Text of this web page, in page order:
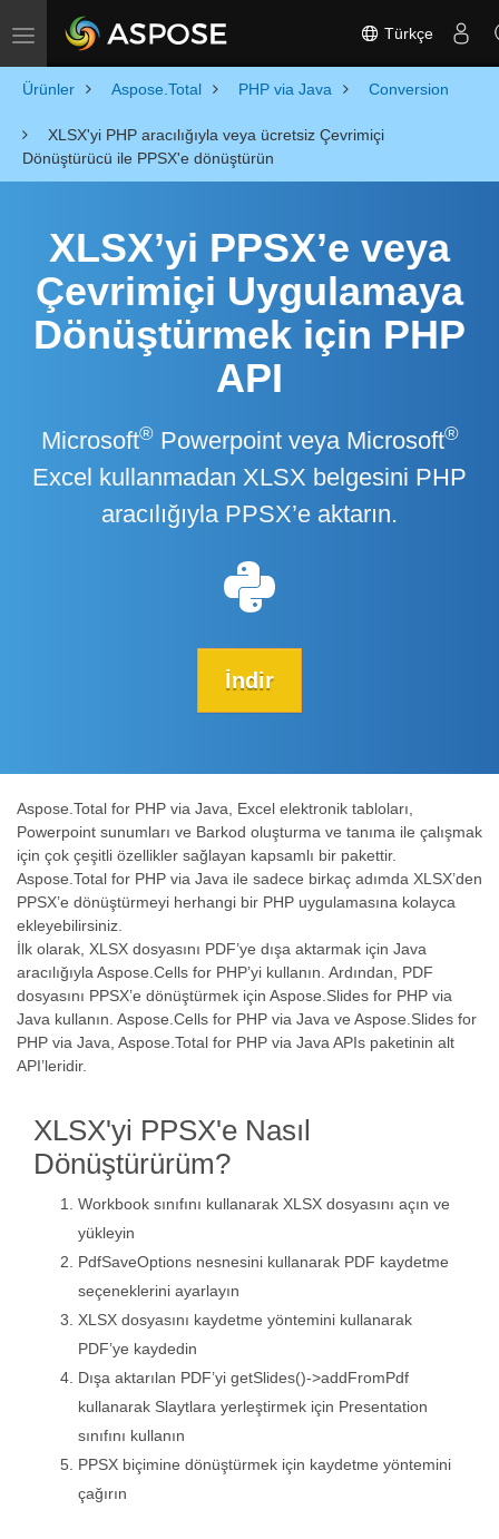
Toggle navigation Türkçe
Ürünler Aspose.Total PHP via Java Conversion
XLSX'yi PHP aracılığıyla veya ücretsiz Çevrimiçi
Dönüştürücü ile PPSX'e dönüştürün
XLSX’yi PPSX’e veya
Çevrimiçi Uygulamaya
Dönüştürmek için PHP
API
Microsoft®Powerpoint veya Microsoft®
Excel kullanmadan XLSX belgesini PHP
aracılığıyla PPSX’e aktarın.
İndir
Aspose.Total for PHP via Java, Excel elektronik tabloları,
Powerpoint sunumları ve Barkod oluşturma ve tanıma ile çalışmak
için çok çeşitli özellikler sağlayan kapsamlı bir pakettir.
Aspose.Total for PHP via Java ile sadece birkaç adımda XLSX’den
PPSX’e dönüştürmeyi herhangi bir PHP uygulamasına kolayca
ekleyebilirsiniz.
İlk olarak, XLSX dosyasını PDF’ye dışa aktarmak için Java
aracılığıyla Aspose.Cells for PHP’yi kullanın. Ardından, PDF
dosyasını PPSX’e dönüştürmek için Aspose.Slides for PHP via
Java kullanın. Aspose.Cells for PHP via Java ve Aspose.Slides for
PHP via Java, Aspose.Total for PHP via Java APIs paketinin alt
API’leridir.
XLSX'yi PPSX'e Nasıl
Dönüştürürüm?
Workbook sınıfını kullanarak XLSX dosyasını açın ve
yükleyin
PdfSaveOptions nesnesini kullanarak PDF kaydetme
seçeneklerini ayarlayın
XLSX dosyasını kaydetme yöntemini kullanarak
PDF’ye kaydedin
Dışa aktarılan PDF’yi getSlides()->addFromPdf
kullanarak Slaytlara yerleştirmek için Presentation
sınıfını kullanın
PPSX biçimine dönüştürmek için kaydetme yöntemini
çağırın